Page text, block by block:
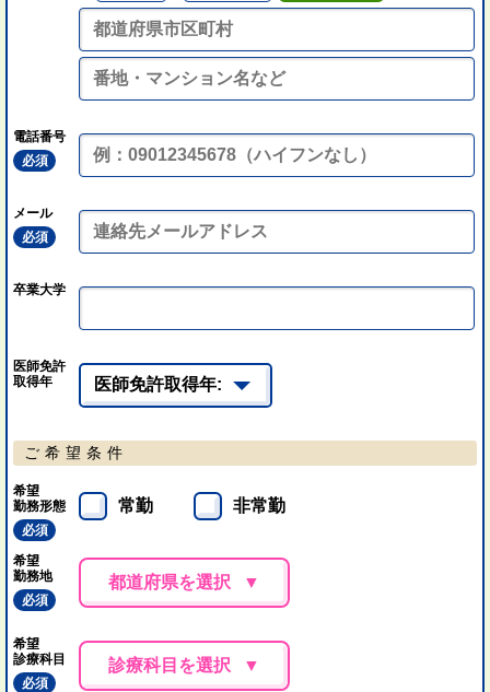
電話番号
必須
メール
必須
卒業大学
医師免許
取得年
ご希望条件
希望
勤務形態
必須
常勤 非常勤
希望
勤務地
必須
都道府県を選択
希望
診療科目
必須
診療科目を選択